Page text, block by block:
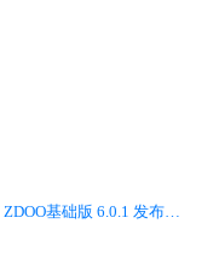
下一篇 ZDOO基础版 6.0.1 发布，完善客户管理模块，优化诸多功能和UI细节